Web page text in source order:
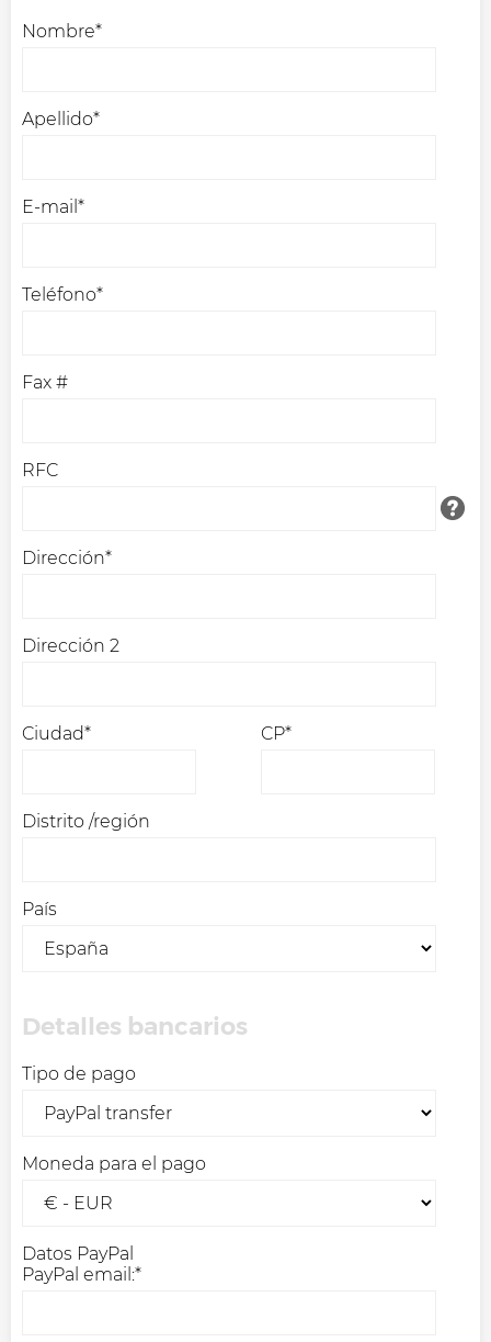
Nombre*
Apellido*
E-mail*
Teléfono*
Fax #
RFC
Dirección*
Dirección 2
Ciudad* CP*
Distrito /región
País
Detalles bancarios
Tipo de pago
Moneda para el pago
Datos PayPal
PayPal email:*